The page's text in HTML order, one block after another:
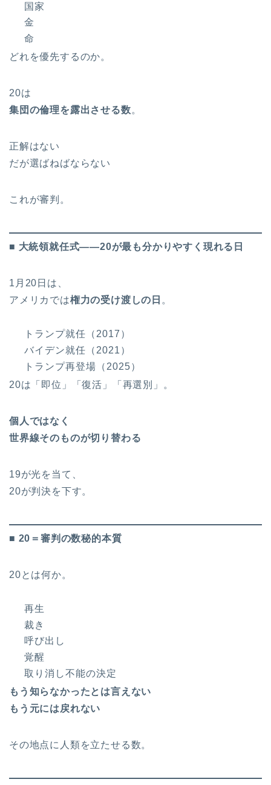
国家
金
命
どれを優先するのか。
20は
集団の倫理を露出させる数。
正解はない
だが選ばねばならない
これが審判。
■ 大統領就任式――20が最も分かりやすく現れる日
1月20日は、
アメリカでは権力の受け渡しの日 。
トランプ就任（2017）
バイデン就任（2021）
トランプ再登場（2025）
20は「即位」「復活」「再選別」。
個人ではなく
世界線そのものが切り替わる
19が光を当て、
20が判決を下す。
■ 20＝審判の数秘的本質
20とは何か。
再生
裁き
呼び出し
覚醒
取り消し不能の決定
もう知らなかったとは言えない
もう元には戻れない
その地点に人類を立たせる数。